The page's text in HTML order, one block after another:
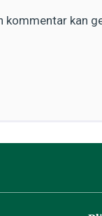
kommentar kan